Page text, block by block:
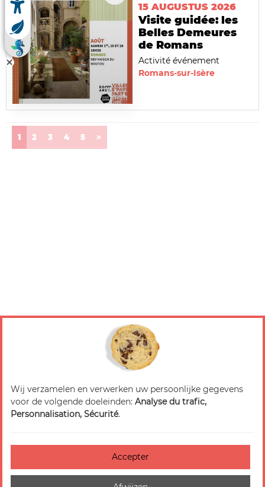
15 AUGUSTUS 2026
Visite guidée: les
Belles Demeures
de Romans
Activité événement
Romans-sur-Isère
1(current)
2 3 4 5 >
Wij verzamelen en verwerken uw persoonlijke gegevens
voor de volgende doeleinden: Analyse du trafic,
Personnalisation, Sécurité.
Accepter